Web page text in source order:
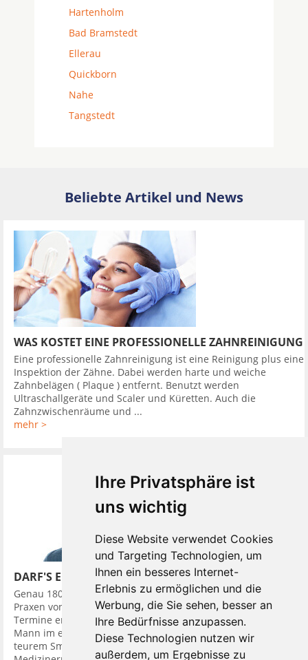
Ihre Privatsphäre ist
uns wichtig
Diese Website verwendet Cookies
und Targeting Technologien, um
Ihnen ein besseres Internet-
Erlebnis zu ermöglichen und die
Werbung, die Sie sehen, besser an
Ihre Bedürfnisse anzupassen.
Diese Technologien nutzen wir
außerdem, um Ergebnisse zu
Hartenholm
Bad Bramstedt
Ellerau
Quickborn
Nahe
Tangstedt
Beliebte Artikel und News
WAS KOSTET EINE PROFESSIONELLE ZAHNREINIGUNG
Eine professionelle Zahnreinigung ist eine Reinigung plus eine
Inspektion der Zähne. Dabei werden harte und weiche
Zahnbelägen ( Plaque ) entfernt. Benutzt werden
Ultraschallgeräte und Scaler und Küretten. Auch die
Zahnzwischenräume und ...
mehr >
DARF'S EIN BISSCHEN MEHR SEIN?
Genau 180 Mal besuchte ein junger Züricher im Jahr 2016
Praxen von Zahnärzten. Das Besondere war: Bei der Hälfte der
Termine erschien er als gepflegter, Erfolg ausstrahlender
Mann im edlen Anzug und ausgestattet mit Accessoires, wie
teurem Smartphone, die Status symbolisierten. Den